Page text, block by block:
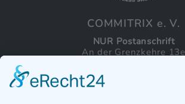
COMMITRIX e. V.
NUR Postanschrift
An der Grenzkehre 13e
Tel.:
Mail:info@commitrix.de